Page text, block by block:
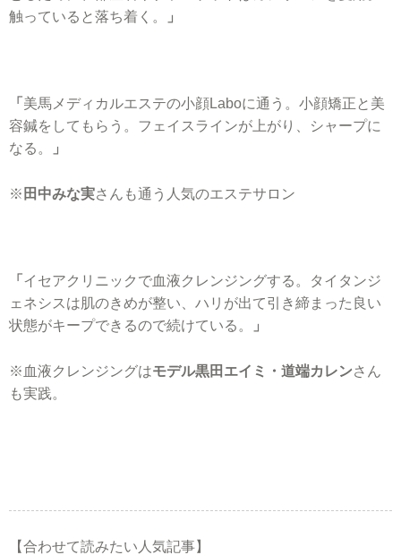
触っていると落ち着く。
」
「 美馬メディカルエステの小顔Laboに通う。小顔矯正と美
容鍼をしてもらう。フェイスラインが上がり、シャープに
なる。
」
※ 田中みな実さんも通う人気のエステサロン
「 イセアクリニックで血液クレンジングする。タイタンジ
ェネシスは肌のきめが整い、ハリが出て引き締まった良い
状態がキープできるので続けている。
」
※血液クレンジングはモデル黒田エイミ・道端カレンさん
も実践。
【合わせて読みたい人気記事】